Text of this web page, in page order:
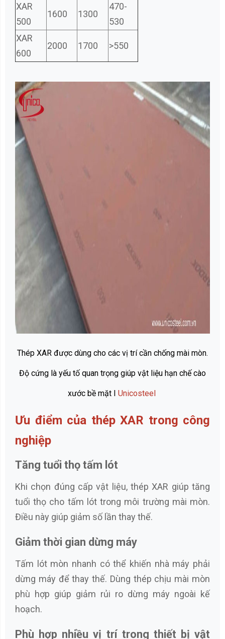
XAR
500
1600 1300
470-
530
XAR
600
2000 1700 >550
Thép XAR được dùng cho các vị trí cần chống mài mòn.
Độ cứng là yếu tố quan trọng giúp vật liệu hạn chế cào
xước bề mặt I Unicosteel
Ưu điểm của thép XAR trong công
nghiệp
Tăng tuổi thọ tấm lót
Khi chọn đúng cấp vật liệu, thép XAR giúp tăng
tuổi thọ cho tấm lót trong môi trường mài mòn.
Điều này giúp giảm số lần thay thế.
Giảm thời gian dừng máy
Tấm lót mòn nhanh có thể khiến nhà máy phải
dừng máy để thay thế. Dùng thép chịu mài mòn
phù hợp giúp giảm rủi ro dừng máy ngoài kế
hoạch.
Phù hợp nhiều vị trí trong thiết bị vật